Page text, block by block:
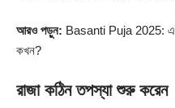
আরও পড়ুন: Basanti Puja 2025: এই
কখন?
রাজা কঠিন তপস্যা শুরু করেন